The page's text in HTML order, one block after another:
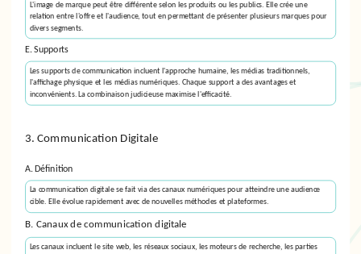
L'image de marque peut être différente selon les produits ou les publics. Elle crée une
relation entre l'offre et l'audience, tout en permettant de présenter plusieurs marques pour
divers segments.
E. Supports
Les supports de communication incluent l'approche humaine, les médias traditionnels,
l'affichage physique et les médias numériques. Chaque support a des avantages et
inconvénients. La combinaison judicieuse maximise l'efficacité.
3. Communication Digitale
A. Définition
La communication digitalese fait via des canaux numériques pour atteindre une audience
cible. Elle évolue rapidement avec de nouvelles méthodes et plateformes.
B. Canaux de communication digitale
Les canaux incluent le site web, les réseaux sociaux, les moteurs de recherche, les parties